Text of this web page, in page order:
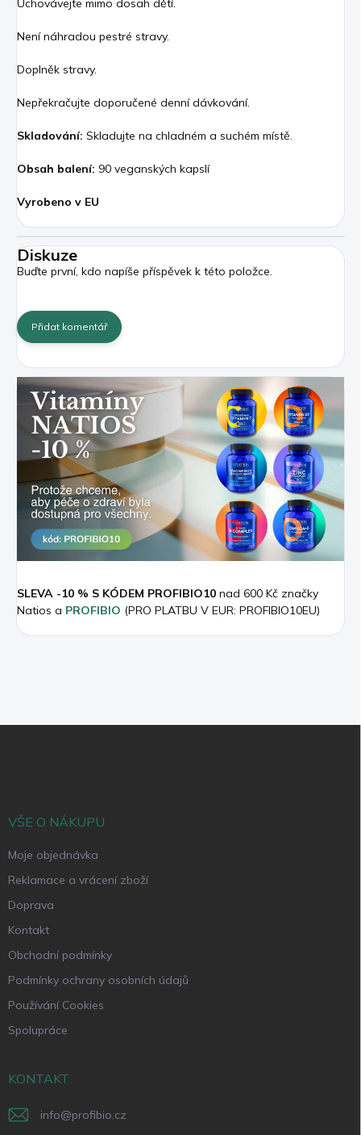
Uchovávejte mimo dosah dětí.
Není náhradou pestré stravy.
Doplněk stravy.
Nepřekračujte doporučené denní dávkování.
Skladování: Skladujte na chladném a suchém místě.
Obsah balení: 90 veganských kapslí
Vyrobeno v EU
Diskuze
Buďte první, kdo napíše příspěvek k této položce.
Přidat komentář
SLEVA -10 % S KÓDEM PROFIBIO10 nad 600 Kč značky
Natios a PROFIBIO (PRO PLATBU V EUR: PROFIBIO10EU)
VŠE O NÁKUPU
Moje objednávka
Reklamace a vrácení zboží
Doprava
Kontakt
Obchodní podmínky
Podmínky ochrany osobních údajů
Používání Cookies
Spolupráce
KONTAKT
info@profibio.cz